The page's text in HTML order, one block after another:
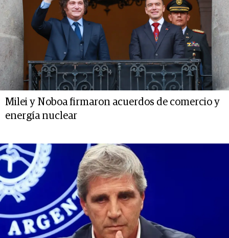
Milei y Noboa firmaron acuerdos de comercio y
energía nuclear